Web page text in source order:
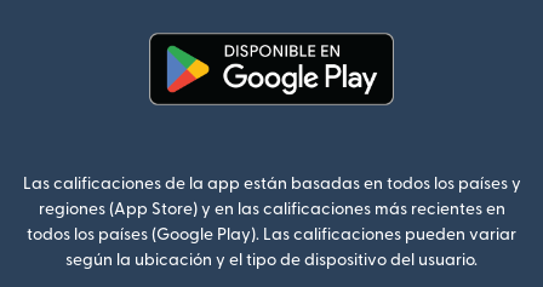
Las calificaciones de la app están basadas en todos los países y
regiones (App Store) y en las calificaciones más recientes en
todos los países (Google Play). Las calificaciones pueden variar
según la ubicación y el tipo de dispositivo del usuario.